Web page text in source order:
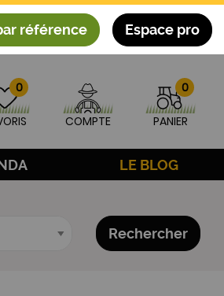
référence Espace pro
0
COMPTE
0
PANIER
LE BLOG
Rechercher